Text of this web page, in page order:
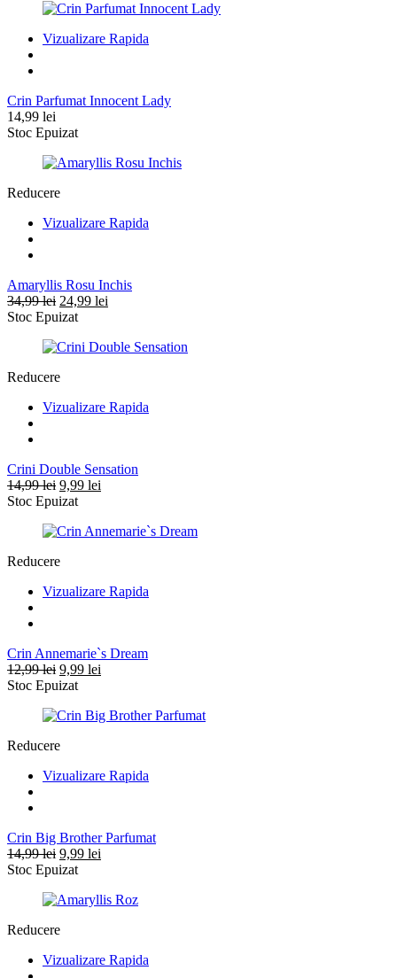
fost:
9,99 lei.
Vizualizare Rapida
Crin Parfumat Innocent Lady
14,99 lei
Stoc Epuizat
Reducere
Vizualizare Rapida
Amaryllis Rosu Inchis
34,99lei Prețul
inițial
fost:
24,99 lei
24,99 lei.
Stoc Epuizat
Reducere
Vizualizare Rapida
Crini Double Sensation
14,99lei Prețul
inițial
fost:
9,99 lei
9,99 lei.
Stoc Epuizat
Reducere
Vizualizare Rapida
Crin Annemarie`s Dream
12,99lei Prețul
inițial
fost:
9,99 lei
9,99 lei.
Stoc Epuizat
Reducere
Vizualizare Rapida
Crin Big Brother Parfumat
14,99lei Prețul
inițial
fost:
9,99 lei
9,99 lei.
Stoc Epuizat
Reducere
Vizualizare Rapida